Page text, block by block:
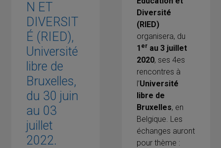
N ET
DIVERSIT
É (RIED),
Université
libre de
Bruxelles,
du 30 juin
au 03
juillet
2022.
Diversité
(RIED)
organisera, du
1 erau 3 juillet
2020, ses 4es
rencontres à
l’Université
libre de
Bruxelles, en
Belgique. Les
échanges auront
pour thème :